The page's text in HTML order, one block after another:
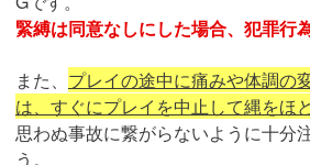
緊縛は同意なしにした場合、犯罪行
また、 プレイの途中に痛みや体調の
は、すぐにプレイを中止して縄をほ
思わぬ事故に繋がらないように十分
う。